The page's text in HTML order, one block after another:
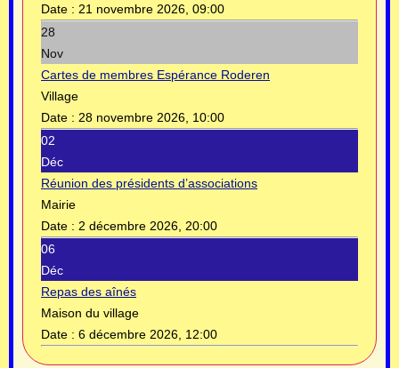
Date : 21 novembre 2026, 09:00
28
Nov
Cartes de membres Espérance Roderen
Village
Date : 28 novembre 2026, 10:00
02
Déc
Réunion des présidents d’associations
Mairie
Date : 2 décembre 2026, 20:00
06
Déc
Repas des aînés
Maison du village
Date : 6 décembre 2026, 12:00